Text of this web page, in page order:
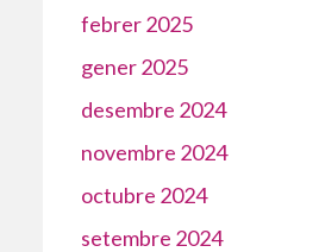
febrer 2025
gener 2025
desembre 2024
novembre 2024
octubre 2024
setembre 2024